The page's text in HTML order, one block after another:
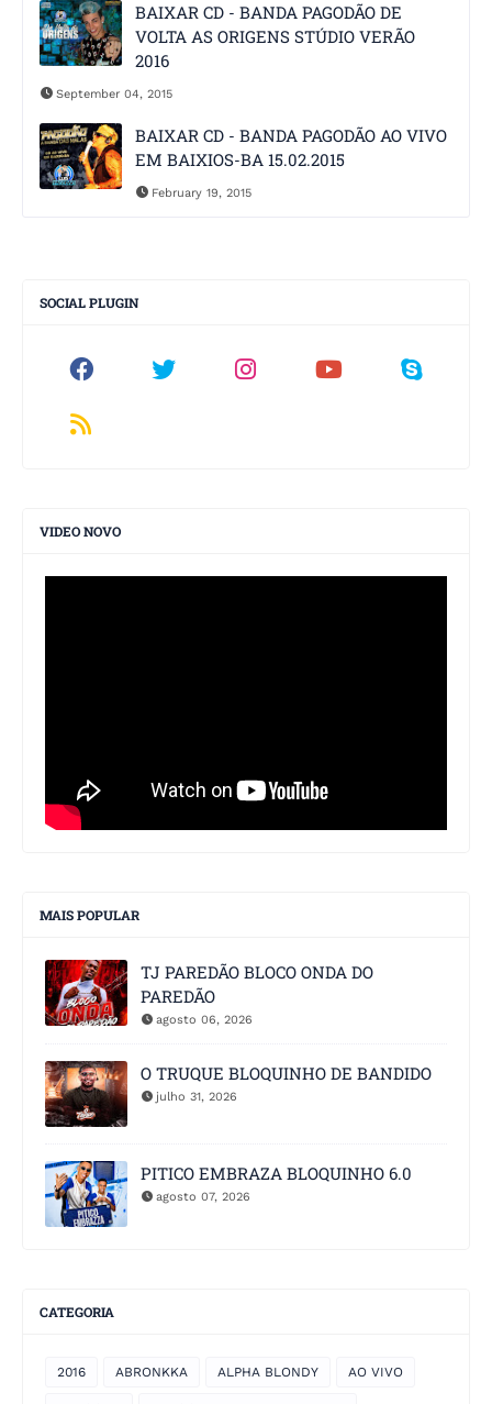
BAIXAR CD - BANDA PAGODÃO DE
VOLTA AS ORIGENS STÚDIO VERÃO
2016
September 04, 2015
BAIXAR CD - BANDA PAGODÃO AO VIVO
EM BAIXIOS-BA 15.02.2015
February 19, 2015
SOCIAL PLUGIN
VIDEO NOVO
MAIS POPULAR
TJ PAREDÃO BLOCO ONDA DO
PAREDÃO
agosto 06, 2026
O TRUQUE BLOQUINHO DE BANDIDO
julho 31, 2026
PITICO EMBRAZA BLOQUINHO 6.0
agosto 07, 2026
CATEGORIA
2016 ABRONKKA ALPHA BLONDY AO VIVO